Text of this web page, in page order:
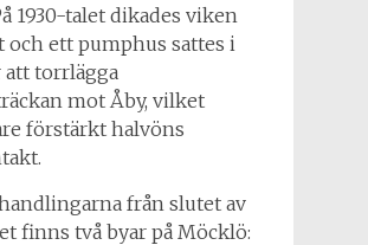
1930-talet dikades viken
och ett pumphus sattes i
torrlägga
mot Åby, vilket
förstärkt halvöns
från slutet av
finns två byar på Möcklö: